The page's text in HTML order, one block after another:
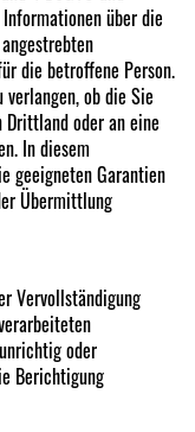
über die
die betroffene Person.
ob die Sie
Drittland oder an eine
In diesem
geeigneten Garantien
Übermittlung
Vervollständigung
oder
Berichtigung